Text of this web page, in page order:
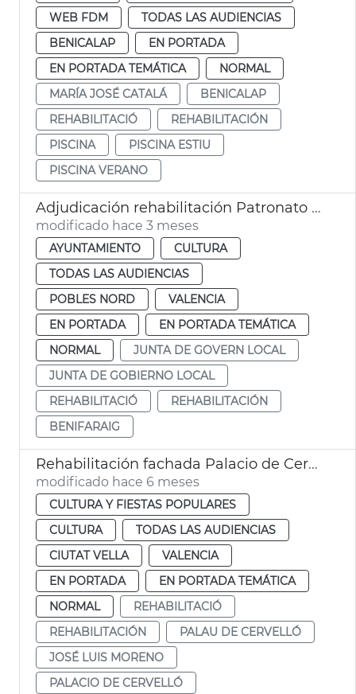
WEB FDM
TODAS LAS AUDIENCIAS
BENICALAP
EN PORTADA
EN PORTADA TEMÁTICA
NORMAL
MARÍA JOSÉ CATALÁ
BENICALAP
REHABILITACIÓ
REHABILITACIÓN
PISCINA
PISCINA ESTIU
PISCINA VERANO
Adjudicación rehabilitación Patronato de Sant Josep Benifaraig
modificado hace 3 meses
AYUNTAMIENTO
CULTURA
TODAS LAS AUDIENCIAS
POBLES NORD
VALENCIA
EN PORTADA
EN PORTADA TEMÁTICA
NORMAL
JUNTA DE GOVERN LOCAL
JUNTA DE GOBIERNO LOCAL
REHABILITACIÓ
REHABILITACIÓN
BENIFARAIG
Rehabilitación fachada Palacio de Cervelló
modificado hace 6 meses
CULTURA Y FIESTAS POPULARES
CULTURA
TODAS LAS AUDIENCIAS
CIUTAT VELLA
VALENCIA
EN PORTADA
EN PORTADA TEMÁTICA
NORMAL
REHABILITACIÓ
REHABILITACIÓN
PALAU DE CERVELLÓ
JOSÉ LUIS MORENO
PALACIO DE CERVELLÓ